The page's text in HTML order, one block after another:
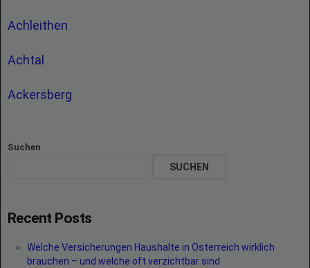
Achleithen
Achtal
Ackersberg
Suchen
SUCHEN
Recent Posts
Welche Versicherungen Haushalte in Österreich wirklich
brauchen – und welche oft verzichtbar sind